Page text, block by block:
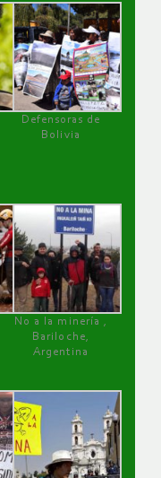
Defensoras de
Bolivia
No a la minería ,
Bariloche,
Argentina